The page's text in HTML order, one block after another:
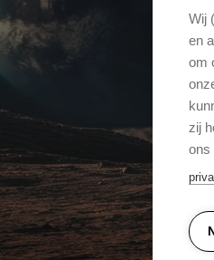
Wij
en
om
zij
ons